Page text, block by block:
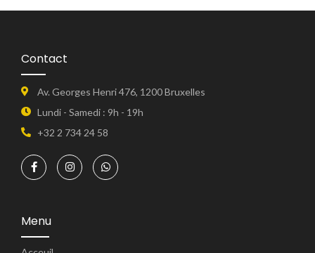
Contact
Av. Georges Henri 476, 1200 Bruxelles
Lundi - Samedi : 9h - 19h
+32 2 734 24 58
Menu